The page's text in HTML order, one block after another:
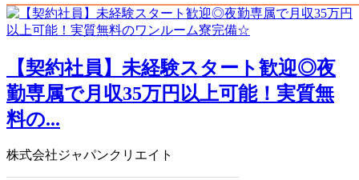
【契約社員】未経験スタート歓迎◎夜
勤専属で月収35万円以上可能！実質無
料の...
株式会社ジャパンクリエイト